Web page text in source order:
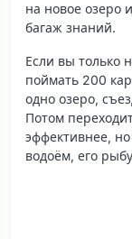
на новое озеро
багаж знаний.
Если вы только
поймать 200
одно озеро,
Потом
эффективнее,
водоём, его